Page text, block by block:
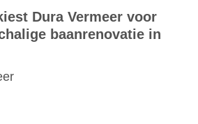
Dura Vermeer voor
baanrenovatie in